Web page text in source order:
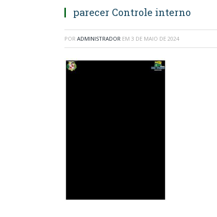
parecer Controle interno
POR ADMINISTRADOR EM 3 DE MAIO DE 2024